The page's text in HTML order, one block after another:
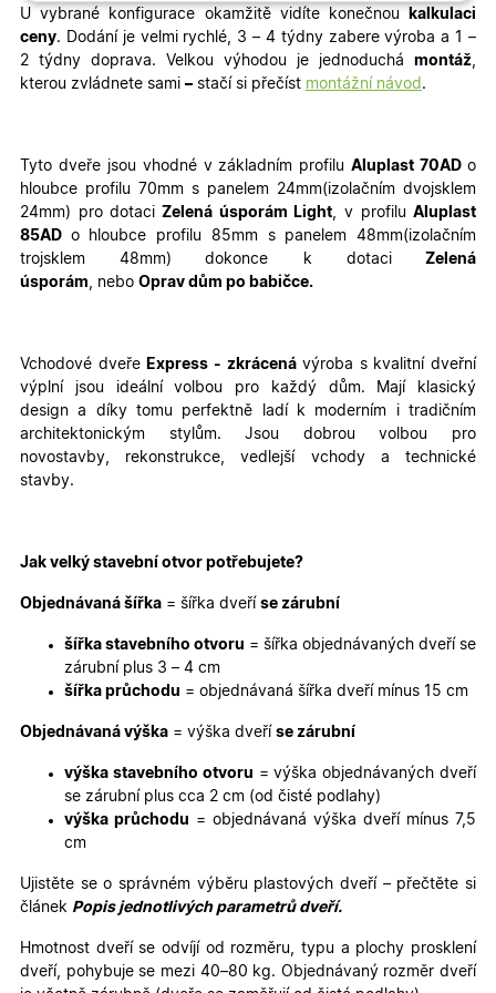
U vybrané konfigurace okamžitě vidíte konečnou
kalkulaci
ceny. Dodání je velmi rychlé, 3 – 4 týdny zabere výroba a 1 –
2 týdny doprava. Velkou výhodou je jednoduchá montáž,
kterou zvládnete sami – stačí si přečíst montážní návod .
Tyto dveře jsou vhodné v základním profiluAluplast 70ADo
hloubce profilu 70mm s panelem 24mm(izolačním dvojsklem
24mm) pro dotaciZelená úsporám Light, v profilu Aluplast
85AD o hloubce profilu 85mm s panelem 48mm(izolačním
trojsklem 48mm)
dokonce k dotaciZelená
úsporám, nebo Oprav dům po babičce.
Vchodové dveře Express - zkrácenávýroba s kvalitní dveřní
výplní jsou ideální volbou pro každý dům. Mají klasický
design a díky tomu perfektně ladí k moderním i tradičním
architektonickým stylům. Jsou dobrou volbou pro
novostavby, rekonstrukce, vedlejší vchody a technické
stavby.
Jak velký stavební otvor potřebujete?
Objednávaná šířka = šířka dveří se zárubní
šířka stavebního otvoru = šířka objednávaných dveří se
zárubní plus 3 – 4 cm
šířka průchodu = objednávaná šířka dveří mínus 15 cm
Objednávaná výška = výška dveří se zárubní
výška stavebního otvoru = výška objednávaných dveří
se zárubní plus cca 2 cm (od čisté podlahy)
výška průchodu = objednávaná výška dveří mínus 7,5
cm
Ujistěte se o správném výběru plastových dveří – přečtěte si
článek Popis jednotlivých parametrů dveří.
Hmotnost dveří se odvíjí od rozměru, typu a plochy prosklení
dveří, pohybuje se mezi 40–80 kg. Objednávaný rozměr dveří
Nezbytně nutné
cookies
Analytické
cookies
Nezbytně nutné cookies
Analytické cookies
Nezbytně nutné soubory cookie umožňují základní
funkce webových stránek, jako je přihlášení
uživatele a správa účtu. Webové stránky nelze bez
nezbytně nutných souborů cookie správně používat.
Název
Poskytovatel/
Doména
Vyprší Popis
zlepšila
Variant
verze
zážitek.
.heureka.cz
minut
59
cookie se
roboty.
pro web
Zásadách
ochrany osobních údajů společnosti Google